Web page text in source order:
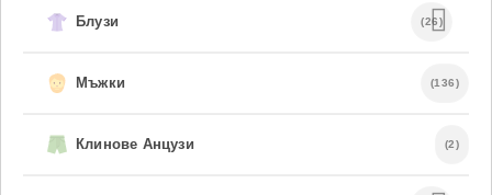
Блузи (26)
Мъжки (136)
Клинове Анцузи (2)